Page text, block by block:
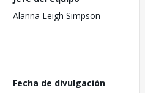
Alanna Leigh Simpson
Fecha de divulgación